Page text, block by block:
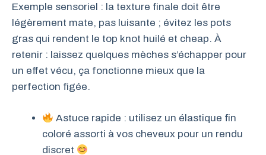
Exemple sensoriel : la texture finale doit être
légèrement mate, pas luisante ; évitez les pots
gras qui rendent le top knot huilé et cheap. À
retenir : laissez quelques mèches s’échapper pour
un effet vécu, ça fonctionne mieux que la
perfection figée.
Astuce rapide : utilisez un élastique fin
coloré assorti à vos cheveux pour un rendu
discret